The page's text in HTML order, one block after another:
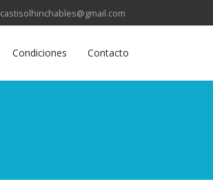
castisolhinchables@gmail.com
Condiciones Contacto